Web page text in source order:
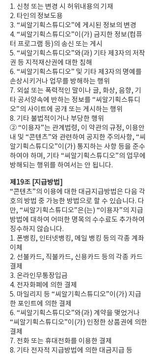
1. 신청 또는 변경 시 허위내용의 기재
2. 타인의 정보도용
3. “씨알기획스튜디오”에 게시된 정보의 변경
4. “씨알기획스튜디오”이(가) 금지한 정보(컴퓨
터 프로그램 등)의 송신 또는 게시
5. “씨알기획스튜디오”와(과) 기타 제3자의 저작
권 등 지적재산권에 대한 침해
6. “씨알기획스튜디오” 및 기타 제3자의 명예를
손상시키거나 업무를 방해하는 행위
7. 외설 또는 폭력적인 말이나 글, 화상, 음향, 기
타 공서양속에 반하는 정보를 “씨알기획스튜디
오”의 사이트에 공개 또는 게시하는 행위
8. 기타 불법적이거나 부당한 행위
② “이용자”는 관계법령, 이 약관의 규정, 이용안
내 및 “콘텐츠”와 관련하여 공지한 주의사항, “씨
알기획스튜디오”이(가) 통지하는 사항 등을 준수
하여야 하며, 기타 “씨알기획스튜디오”의 업무에
방해되는 행위를 하여서는 안 됩니다.
제19조 [지급방법]
“콘텐츠”의 이용에 대한 대금지급방법은 다음 각
호의 방법 중 가능한 방법으로 할 수 있습니다. 다
만, “씨알기획스튜디오”은(는) “이용자”의 지급
방법에 대하여 어떠한 명목의 수수료도 추가하여
징수하지 않습니다.
1. 폰뱅킹, 인터넷뱅킹, 메일 뱅킹 등의 각종 계좌
이체
2. 선불카드, 직불카드, 신용카드 등의 각종 카드
결제
3. 온라인무통장입금
4. 전자화폐에 의한 결제
5. 마일리지 등 “씨알기획스튜디오”이(가) 지급
한 포인트에 의한 결제
6. “씨알기획스튜디오”와(과) 계약을 맺었거나
“씨알기획스튜디오”이(가) 인정한 상품권에 의한
결제
7. 전화 또는 휴대전화를 이용한 결제
8. 기타 전자적 지급방법에 의한 대금지급 등